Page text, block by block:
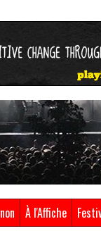
À l'Affiche